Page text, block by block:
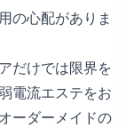
の心配がありま
だけでは限界を
電流エステをお
ーダーメイドの